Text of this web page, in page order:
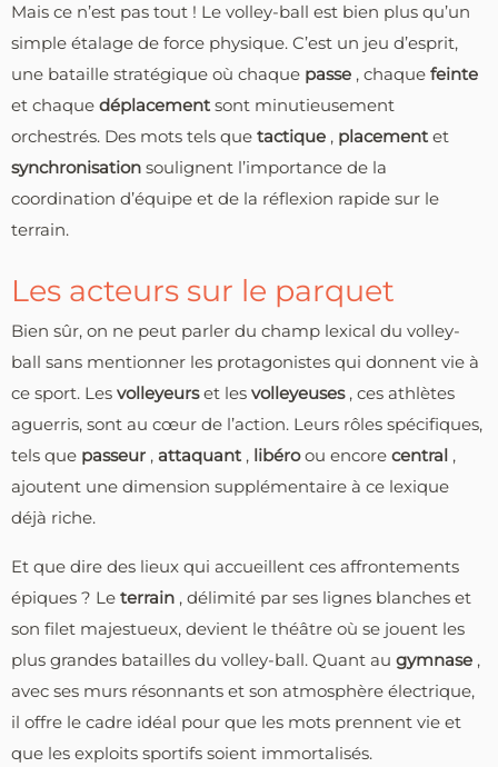
Mais ce n’est pas tout ! Le volley-ball est bien plus qu’un
simple étalage de force physique. C’est un jeu d’esprit,
une bataille stratégique où chaque passe , chaque feinte
et chaque déplacement sont minutieusement
orchestrés. Des mots tels que tactique , placement et
synchronisation soulignent l’importance de la
coordination d’équipe et de la réflexion rapide sur le
terrain.
Les acteurs sur le parquet
Bien sûr, on ne peut parler du champ lexical du volley-
ball sans mentionner les protagonistes qui donnent vie à
ce sport. Les volleyeurset les volleyeuses , ces athlètes
aguerris, sont au cœur de l’action. Leurs rôles spécifiques,
tels que passeur , attaquant , libéroou encore central ,
ajoutent une dimension supplémentaire à ce lexique
déjà riche.
Et que dire des lieux qui accueillent ces affrontements
épiques ? Le terrain , délimité par ses lignes blanches et
son filet majestueux, devient le théâtre où se jouent les
plus grandes batailles du volley-ball. Quant au gymnase ,
avec ses murs résonnants et son atmosphère électrique,
il offre le cadre idéal pour que les mots prennent vie et
que les exploits sportifs soient immortalisés.